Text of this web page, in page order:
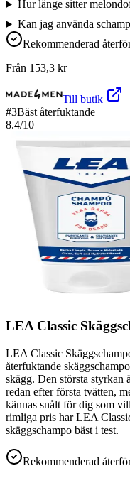
Hur länge sitter
Kan jag använda
Rekommenderad
Från 153,3 kr
Till butik
#3Bäst återfuktande
8.4/10
LEA Classic
LEA Classic
återfuktande
skägg. Den största styrkan
redan efter första tvätten,
kännas snålt för dig som
rimliga pris har LEA
skäggschampo bäst i test.
Rekommenderad